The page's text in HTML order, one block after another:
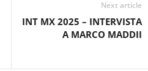
Next article
INT MX 2025 – INTERVISTA
A MARCO MADDII